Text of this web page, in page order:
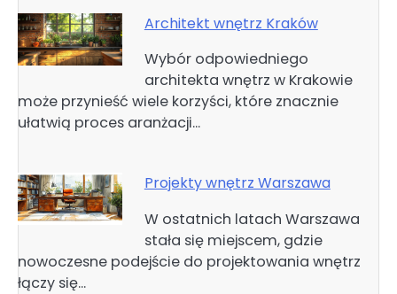
Architekt wnętrz Kraków
Wybór odpowiedniego
architekta wnętrz w Krakowie
może przynieść wiele korzyści, które znacznie
ułatwią proces aranżacji…
Projekty wnętrz Warszawa
W ostatnich latach Warszawa
stała się miejscem, gdzie
nowoczesne podejście do projektowania wnętrz
łączy się…